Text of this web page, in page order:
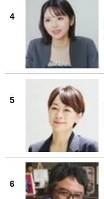
4
5
6